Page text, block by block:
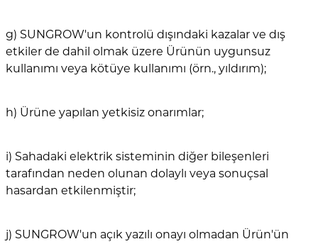
g) SUNGROW'un kontrolü dışındaki kazalar ve dış
etkiler de dahil olmak üzere Ürünün uygunsuz
kullanımı veya kötüye kullanımı (örn., yıldırım);
h) Ürüne yapılan yetkisiz onarımlar;
i) Sahadaki elektrik sisteminin diğer bileşenleri
tarafından neden olunan dolaylı veya sonuçsal
hasardan etkilenmiştir;
j) SUNGROW'un açık yazılı onayı olmadan Ürün'ün